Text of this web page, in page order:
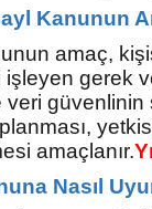
Kanunun
amaç,
işleyen gerek
veri
amaçlanır.
Nasıl